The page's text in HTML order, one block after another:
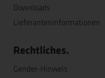
Downloads
Lieferanteninformationen
Rechtliches.
Gender-Hinweis